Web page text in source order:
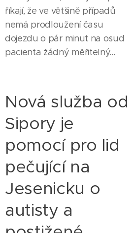
říkají, že ve většině případů
nemá prodloužení času
dojezdu o pár minut na osud
pacienta žádný měřitelný...
Nová služba od
Sipory je
pomocí pro lid
pečující na
Jesenicku o
autisty a